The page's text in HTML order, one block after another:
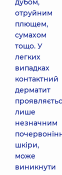
дубом,
отруйним
плющем,
сумахом
тощо. У
легких
випадках
контактний
дерматит
лише
незначним
шкіри,
може
виникнути